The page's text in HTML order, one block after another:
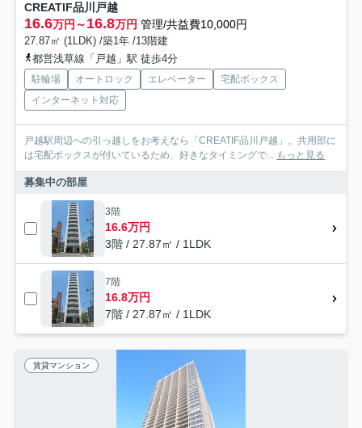
CREATIF品川戸越
16.6万円～16.8万円 管理/共益費10,000円
27.87㎡ (1LDK) /築1年 /13階建
都営浅草線「戸越」駅 徒歩4分
駐輪場 オートロック エレベーター
宅配ボックス
インターネット対応
戸越駅周辺への引っ越しをお考えなら「CREATIF品川戸越」。共用部に
は宅配ボックスが付いているため、好きなタイミングで... もっと見る
募集中の部屋
3階
16.6万円
3階 / 27.87㎡ / 1LDK
7階
16.8万円
7階 / 27.87㎡ / 1LDK
賃貸マンション